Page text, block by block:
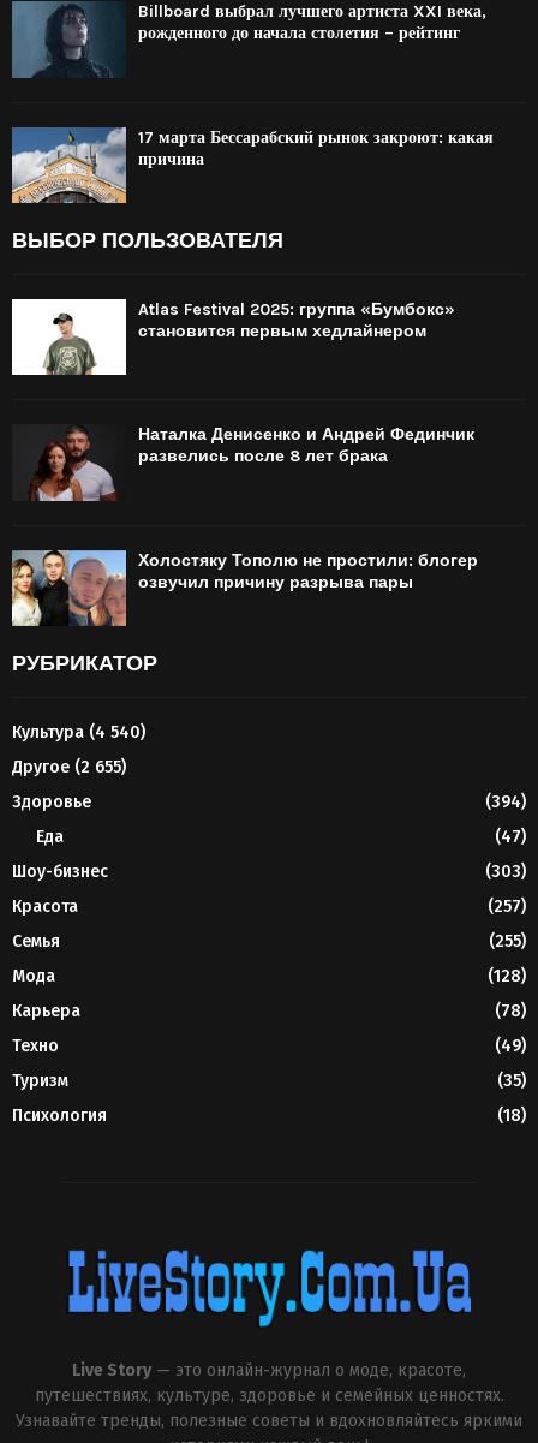
Billboard выбрал лучшего артиста XXI века,
рожденного до начала столетия – рейтинг
17 марта Бессарабский рынок закроют: какая
причина
ВЫБОР ПОЛЬЗОВАТЕЛЯ
Atlas Festival 2025: группа «Бумбокс»
становится первым хедлайнером
Наталка Денисенко и Андрей Фединчик
развелись после 8 лет брака
Холостяку Тополю не простили: блогер
озвучил причину разрыва пары
РУБРИКАТОР
Культура (4 540)
Другое (2 655)
Здоровье
(394)
Еда
(47)
Шоу-бизнес
(303)
Красота
(257)
Семья
(255)
Мода
(128)
Карьера
(78)
Техно
(49)
Туризм
(35)
Психология
(18)
Live Story — это онлайн-журнал о моде, красоте,
путешествиях, культуре, здоровье и семейных ценностях.
Узнавайте тренды, полезные советы и вдохновляйтесь яркими